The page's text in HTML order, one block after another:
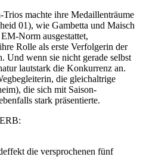
machte ihre Medaillenträume
01), wie Gambetta und Maisch
Norm ausgestattet,
Rolle als erste Verfolgerin der
Und wenn sie nicht gerade selbst
lautstark die Konkurrenz an.
die gleichaltrige
die sich mit Saison-
stark präsentierte.
die versprochenen fünf